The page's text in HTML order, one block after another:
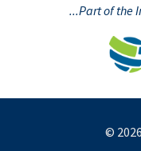
...Part of the
©